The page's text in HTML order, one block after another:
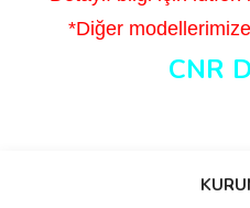
*Diğer
CNR
Bu ürüne ilk